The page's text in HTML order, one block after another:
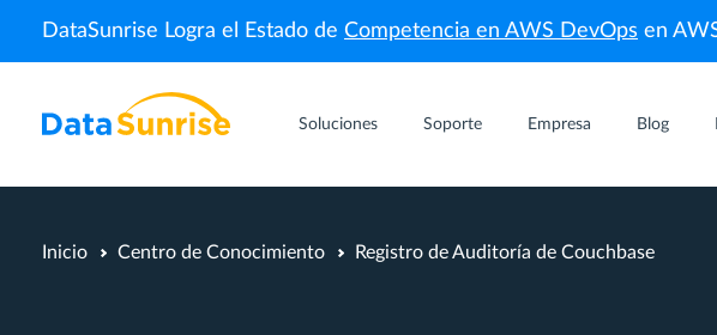
DataSunrise Logra el Estado de Competencia en AWS DevOps en
Soluciones Soporte Empresa Blog
Inicio Centro de Conocimiento Registro de Auditoría de Couchbase